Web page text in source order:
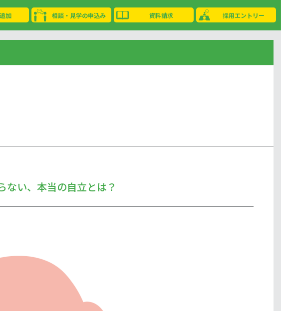
加 相談・見学の申込み 資料請求 採用エントリー
い、本当の自立とは？